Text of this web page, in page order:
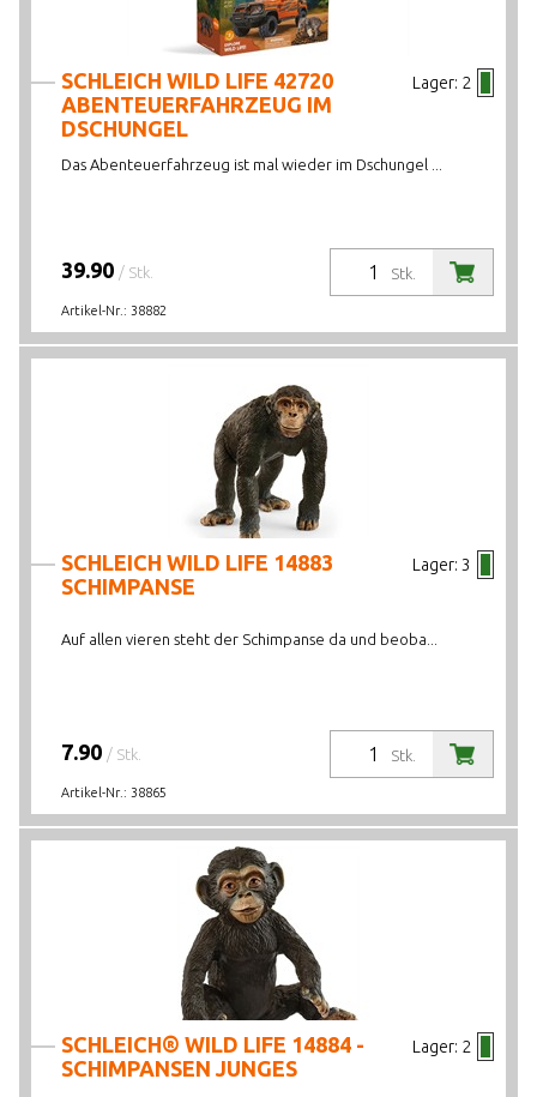
Lager: 2
SCHLEICH WILD LIFE 42720
ABENTEUERFAHRZEUG IM
DSCHUNGEL
Das Abenteuerfahrzeug ist mal wieder im Dschungel ...
Stk.
39.90 / Stk.
Artikel-Nr.: 38882
Lager: 3
SCHLEICH WILD LIFE 14883
SCHIMPANSE
Auf allen vieren steht der Schimpanse da und beoba...
Stk.
7.90 / Stk.
Artikel-Nr.: 38865
Lager: 2
SCHLEICH® WILD LIFE 14884 -
SCHIMPANSEN JUNGES